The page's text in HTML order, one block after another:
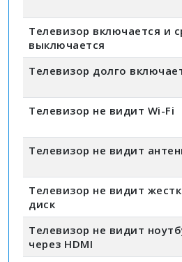
Телевизор включается и
выключается
Телевизор долго
Телевизор не видит Wi-Fi
Телевизор не видит
Телевизор не видит
диск
Телевизор не видит
через HDMI